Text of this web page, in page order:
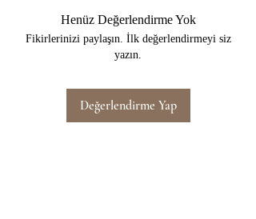
Henüz Değerlendirme Yok
Fikirlerinizi paylaşın. İlk değerlendirmeyi siz
yazın.
Değerlendirme Yap